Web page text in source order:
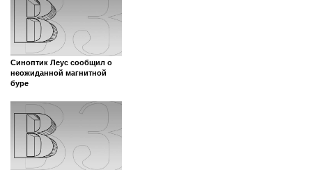
Синоптик Леус сообщил о
неожиданной магнитной
буре